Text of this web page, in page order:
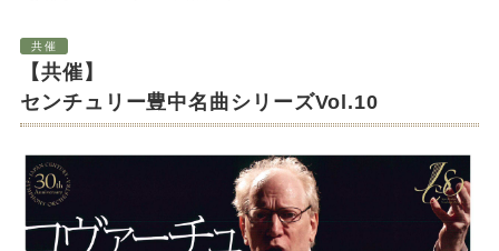
共催
【共催】
センチュリー豊中名曲シリーズVol.10